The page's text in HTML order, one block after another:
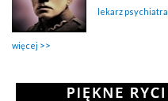
lekarz psychiatra
więcej